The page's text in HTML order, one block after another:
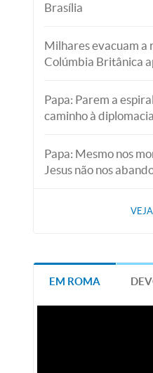
Brasília
Milhares evacuam a
Colúmbia Britânica
Papa: Parem a
caminho à diplomacia
Papa: Mesmo nos
Jesus não nos
EM ROMA